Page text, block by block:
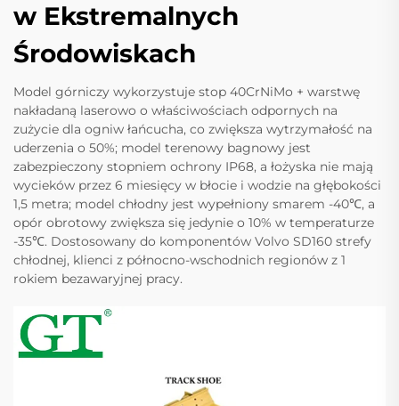
w Ekstremalnych
Środowiskach
Model górniczy wykorzystuje stop 40CrNiMo + warstwę
nakładaną laserowo o właściwościach odpornych na
zużycie dla ogniw łańcucha, co zwiększa wytrzymałość na
uderzenia o 50%; model terenowy bagnowy jest
zabezpieczony stopniem ochrony IP68, a łożyska nie mają
wycieków przez 6 miesięcy w błocie i wodzie na głębokości
1,5 metra; model chłodny jest wypełniony smarem -40℃, a
opór obrotowy zwiększa się jedynie o 10% w temperaturze
-35℃. Dostosowany do komponentów Volvo SD160 strefy
chłodnej, klienci z północno-wschodnich regionów z 1
rokiem bezawaryjnej pracy.